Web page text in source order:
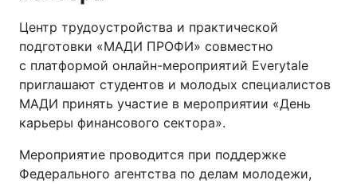
Центр трудоустройства и практической
подготовки «МАДИ ПРОФИ» совместно
с платформой онлайн-мероприятий Everytale
приглашают студентов и молодых специалистов
МАДИ принять участие в мероприятии «День
карьеры финансового сектора».
Мероприятие проводится при поддержке
Федерального агентства по делам молодежи,